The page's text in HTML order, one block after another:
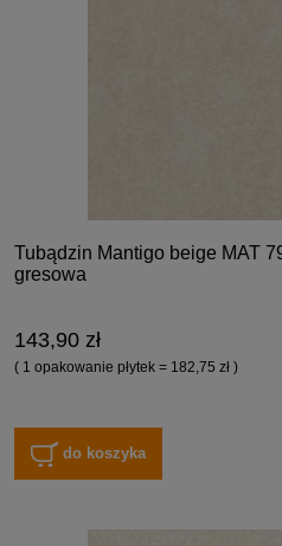
Tubądzin Mantigo beige MAT
gresowa
143,90 zł
( 1 opakowanie płytek = 182,75 zł )
do koszyka